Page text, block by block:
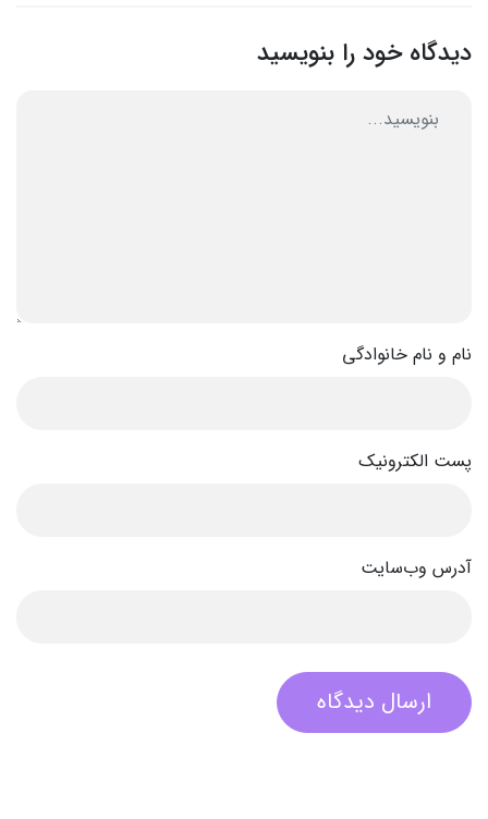
دیدگاه خود را بنویسید
نام و نام خانوادگی
پست الکترونیک
آدرس وب‌سایت
ارسال دیدگاه